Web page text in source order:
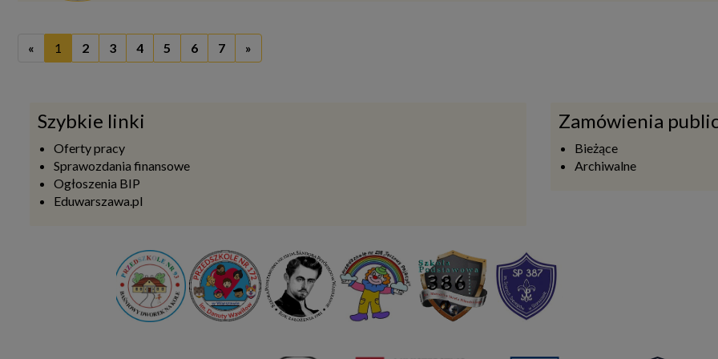
« 1 2 3 4 5 6 7 »
Szybkie linki
Oferty pracy
Sprawozdania finansowe
Ogłoszenia BIP
Eduwarszawa.pl
Zamówienia
Bieżące
Archiwalne